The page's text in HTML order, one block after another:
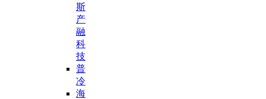
斯
产
融
科
技
普
冷
海